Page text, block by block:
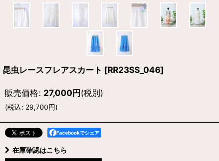
昆虫レースフレアスカート [RR23SS_046]
販売価格: 27,000円(税別)
(税込: 29,700円)
Facebookでシェア
在庫確認はこちら